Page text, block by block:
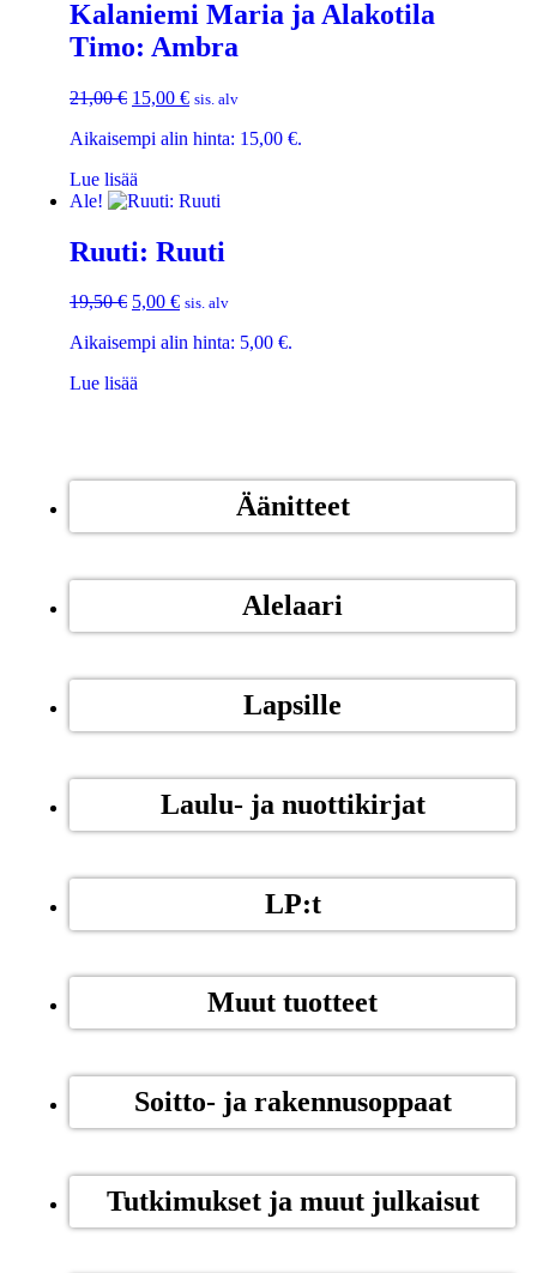
Kalaniemi Maria ja Alakotila
Timo: Ambra
21,00€ 15,00 € sis. alv
Aikaisempi alin hinta: 15,00 €.
Lue lisää
Ale!
Ruuti: Ruuti
19,50€ 5,00 € sis. alv
Aikaisempi alin hinta: 5,00 €.
Lue lisää
Äänitteet
Alelaari
Lapsille
Laulu- ja nuottikirjat
LP:t
Muut tuotteet
Soitto- ja rakennusoppaat
Tutkimukset ja muut julkaisut